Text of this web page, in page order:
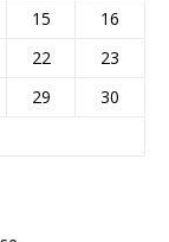
15
16
22
23
29
30